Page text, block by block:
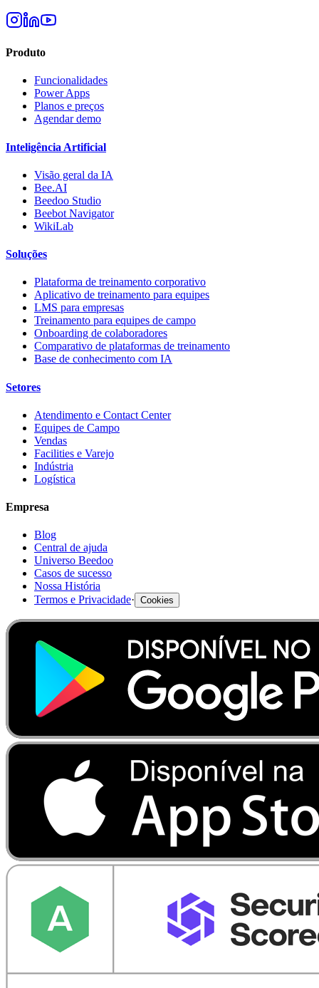
Produto
Funcionalidades
Power Apps
Planos e preços
Agendar demo
Inteligência Artificial
Visão geral da IA
Bee.AI
Beedoo Studio
Beebot Navigator
WikiLab
Soluções
Plataforma de treinamento corporativo
Aplicativo de treinamento para equipes
LMS para empresas
Treinamento para equipes de campo
Onboarding de colaboradores
Comparativo de plataformas de treinamento
Base de conhecimento com IA
Setores
Atendimento e Contact Center
Equipes de Campo
Vendas
Facilities e Varejo
Indústria
Logística
Empresa
Blog
Central de ajuda
Universo Beedoo
Casos de sucesso
Nossa História
Termos e Privacidade· Cookies